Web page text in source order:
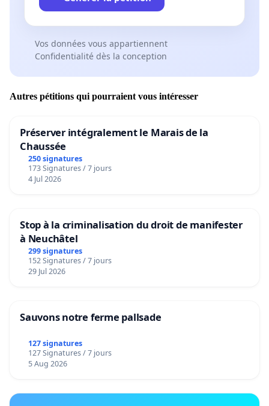
Vos données vous appartiennent
Confidentialité dès la conception
Autres pétitions qui pourraient vous intéresser
Préserver intégralement le Marais de la
Chaussée
250 signatures
173 Signatures / 7 jours
4 Jul 2026
Stop à la criminalisation du droit de manifester
à Neuchâtel
299 signatures
152 Signatures / 7 jours
29 Jul 2026
Sauvons notre ferme pallsade
127 signatures
127 Signatures / 7 jours
5 Aug 2026